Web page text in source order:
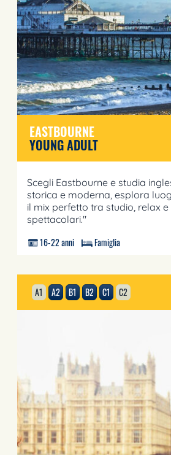
EASTBOURNE
YOUNG ADULT
16-22 anni Famiglia
Scegli Eastbourne e studia
storica e moderna, esplora
il mix perfetto tra studio, relax
spettacolari."
A1 A2 B1 B2 C1 C2